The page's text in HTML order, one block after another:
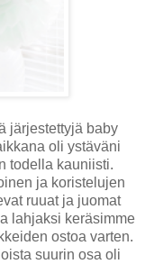
järjestettyjä baby
oli ystäväni
todella kauniisti.
ja koristelujen
ruuat ja juomat
lahjaksi keräsimme
ostoa varten.
suurin osa oli